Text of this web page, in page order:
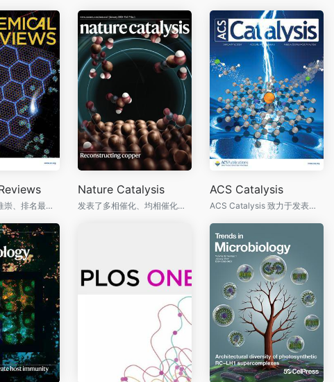
化学领域最受推崇、排名最高的期刊之一
Nature Catalysis
发表了多相催化、均相催化和生物催化领域的研究成果
ACS Catalysis
ACS Catalysis 致力于发表多相催化、分子催化和生物催化方面的原创研究